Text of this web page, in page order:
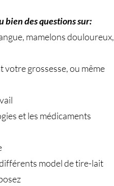
bien des questions sur:
mamelons douloureux,
grossesse, ou même
et les médicaments
model de tire-lait